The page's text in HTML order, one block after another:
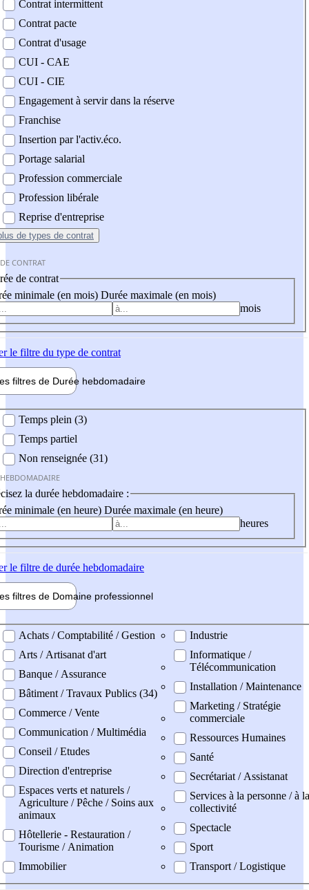
Contrat intermittent
Contrat pacte
Contrat d'usage
CUI - CAE
CUI - CIE
Engagement à servir dans la réserve
Franchise
Insertion par l'activ.éco.
Portage salarial
Profession commerciale
Profession libérale
Reprise d'entreprise
de types de contrat
CONTRAT
de contrat
minimale (en mois) Durée maximale (en mois)
mois
le filtre du type de contrat
filtres de Durée hebdomadaire
Temps plein (3)
Temps partiel
Non renseignée (31)
la durée hebdomadaire :
minimale (en heure) Durée maximale (en heure)
heures
le filtre de durée hebdomadaire
filtres de Domaine professionnel
professionel
Achats / Comptabilité / Gestion
Arts / Artisanat d'art
Banque / Assurance
Bâtiment / Travaux Publics (34)
Commerce / Vente
Communication / Multimédia
Conseil / Etudes
Direction d'entreprise
Espaces verts et naturels /
Agriculture / Pêche / Soins aux
animaux
Hôtellerie - Restauration /
Tourisme / Animation
Immobilier
Industrie
Informatique /
Télécommunication
Installation / Maintenance
Marketing / Stratégie
commerciale
Ressources Humaines
Santé
Secrétariat / Assistanat
Services à la personne / à la
collectivité
Spectacle
Sport
Transport / Logistique